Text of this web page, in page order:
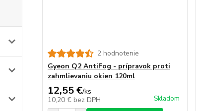
2 hodnotenie
Gyeon Q2 AntiFog - prípravok proti
zahmlievaniu okien 120ml
12,55 €/ks
10,20 € bez DPH Skladom